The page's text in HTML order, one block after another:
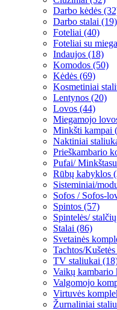
Darbo kėdės
Darbo stalai (19)
Foteliai (40)
Foteliai su
Indaujos (18)
Komodos (50)
Kėdės (69)
Kosmetiniai
Lentynos (20)
Lovos (44)
Miegamojo
Minkšti kampai
Naktiniai
Prieškambario
Pufai/
Rūbų kabyklos
Sisteminiai/
Sofos / Sofos-
Spintos (57)
Spintelės/
Stalai (86)
Svetainės
Tachtos/
TV staliukai
Vaikų kambario
Valgomojo
Virtuvės
Žurnaliniai